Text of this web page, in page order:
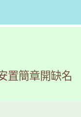
置簡章開缺名